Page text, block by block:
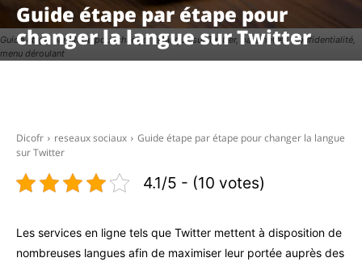
Guide étape par étape pour changer la langue sur Twitter, paramètres, confidentialité,
menu déroulant
Guide étape par étape pour
changer la langue sur Twitter
Dicofr reseaux sociaux
Guide étape par étape pour changer la langue
sur Twitter
4.1/5 - (10 votes)
Les services en ligne tels que Twitter mettent à disposition de
nombreuses langues afin de maximiser leur portée auprès des